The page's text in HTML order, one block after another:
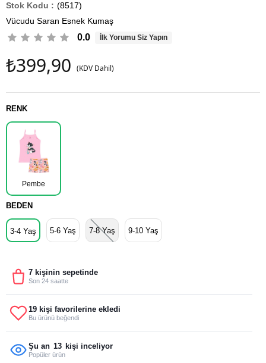
(8517)
Vücudu Saran Esnek Kumaş
0.0 İlk Yorumu Siz Yapın
₺399,90 (KDV Dahil)
RENK
Pembe
BEDEN
3-4 Yaş 5-6 Yaş 7-8 Yaş 9-10 Yaş
7 kişinin sepetinde
Son 24 saatte
19 kişi favorilerine ekledi
Bu ürünü beğendi
Şu an 13 kişi inceliyor
Popüler ürün